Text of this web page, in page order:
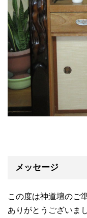
メッセージ
この度は神道壇のご
ありがとうございま